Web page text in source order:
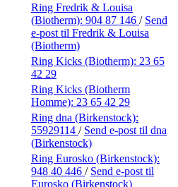
Ring Fredrik & Louisa
(Biotherm): 904 87 146 / Send
e-post til Fredrik & Louisa
(Biotherm)
Ring Kicks (Biotherm): 23 65
42 29
Ring Kicks (Biotherm
Homme): 23 65 42 29
Ring dna (Birkenstock):
55929114 / Send e-post til dna
(Birkenstock)
Ring Eurosko (Birkenstock):
948 40 446 / Send e-post til
Eurosko (Birkenstock)